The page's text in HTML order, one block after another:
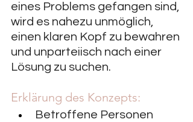
eines Problems gefangen sind,
wird es nahezu unmöglich,
einen klaren Kopf zu bewahren
und unparteiisch nach einer
Lösung zu suchen.
Erklärung des Konzepts:
Betroffene Personen